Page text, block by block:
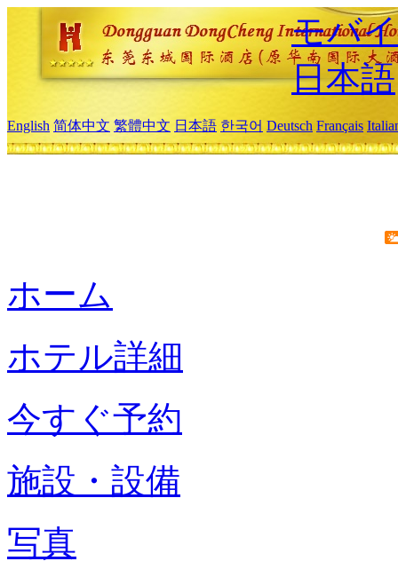
モバ
日本語
English 简体中文 繁體中文 日本語 한국어 Deutsch Français
ホーム
ホテル詳細
今すぐ予約
施設・設備
写真